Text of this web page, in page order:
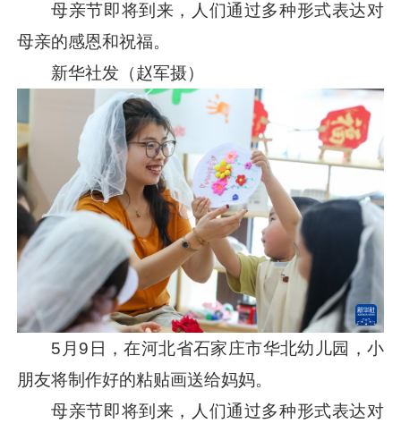
母亲节即将到来，人们通过多种形式表达对
母亲的感恩和祝福。
新华社发（赵军摄）
5月9日，在河北省石家庄市华北幼儿园，小
朋友将制作好的粘贴画送给妈妈。
母亲节即将到来，人们通过多种形式表达对